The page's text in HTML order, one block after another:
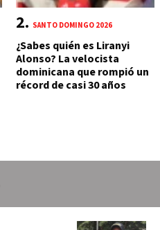
SANTO DOMINGO 2026
¿Sabes quién es Liranyi
Alonso? La velocista
dominicana que rompió un
récord de casi 30 años